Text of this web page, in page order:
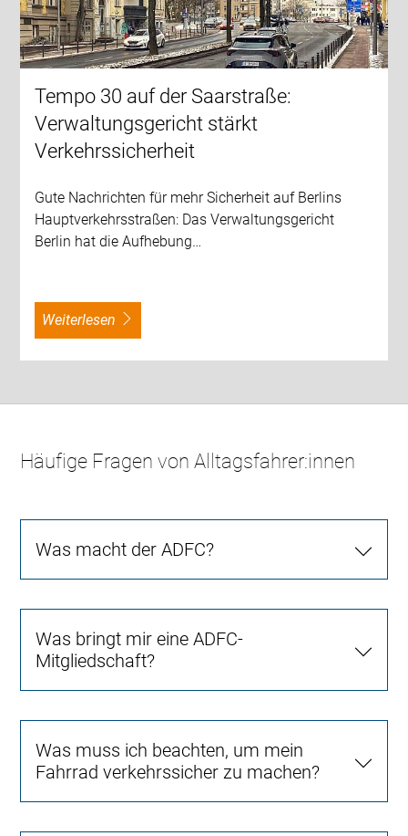
Tempo 30 auf der Saarstraße:
Verwaltungsgericht stärkt
Verkehrssicherheit
Gute Nachrichten für mehr Sicherheit auf Berlins
Hauptverkehrsstraßen: Das Verwaltungsgericht
Berlin hat die Aufhebung…
weiterlesen
Häufige Fragen von Alltagsfahrer:innen
Was macht der ADFC?
Was bringt mir eine ADFC-
Mitgliedschaft?
Was muss ich beachten, um mein
Fahrrad verkehrssicher zu machen?